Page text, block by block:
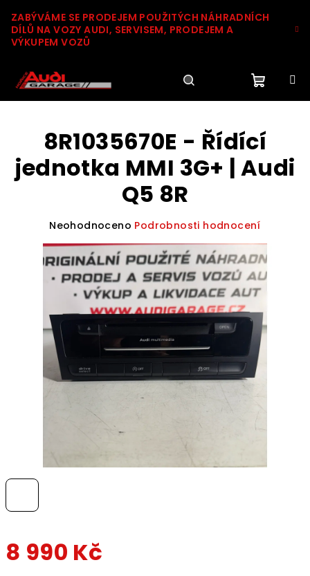
na
obsah
ZABÝVÁME SE PRODEJEM POUŽITÝCH NÁHRADNÍCH
DÍLŮ NA VOZY AUDI, SERVISEM, PRODEJEM A
VÝKUPEM VOZŮ
HledatPřihlášení
košík
8 990 Kč
8R1035670E - Řídící
jednotka MMI 3G+ | Audi
Q5 8R
Průměrné
produktu
je
0,0
hvězdiček.
Neohodnoceno Podrobnosti hodnocení